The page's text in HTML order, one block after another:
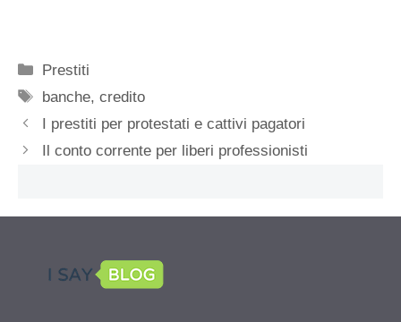
Categorie
Prestiti
Tag
banche,credito
I prestiti per protestati e cattivi pagatori
Il conto corrente per liberi professionisti